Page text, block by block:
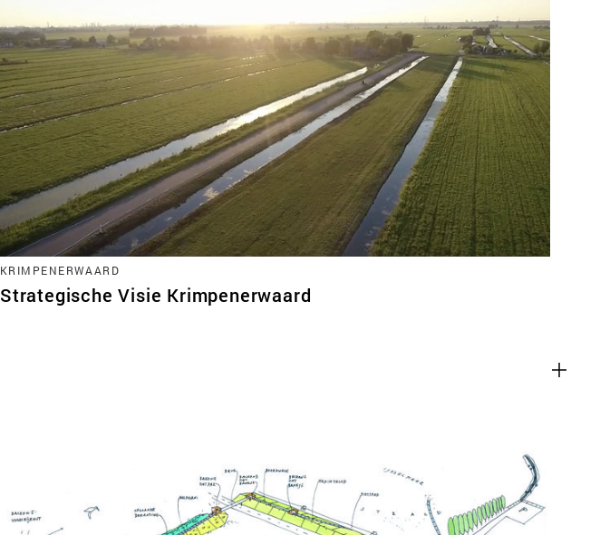
KRIMPENERWAARD
Strategische Visie Krimpenerwaard